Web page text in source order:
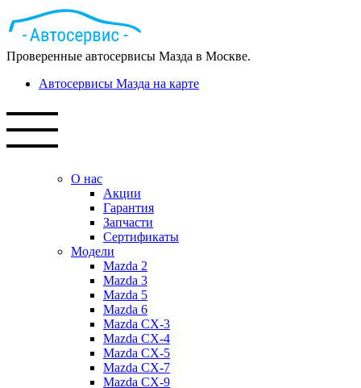
Проверенные автосервисы Мазда в Москве.
Автосервисы Мазда на карте
О нас
Акции
Гарантия
Запчасти
Сертификаты
Модели
Mazda 2
Mazda 3
Mazda 5
Mazda 6
Mazda СХ-3
Mazda СХ-4
Mazda СХ-5
Mazda CX-7
Mazda CX-9